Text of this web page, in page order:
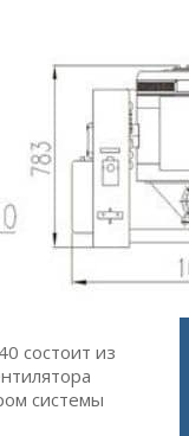
состоит из
системы